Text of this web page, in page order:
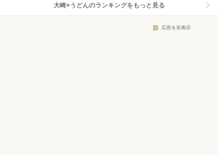
大崎×うどんのランキングをもっと見る
広告を非表示